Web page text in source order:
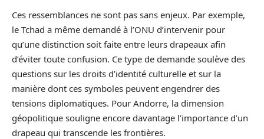
Ces ressemblances ne sont pas sans enjeux. Par exemple,
le Tchad a même demandé à l’ONU d’intervenir pour
qu’une distinction soit faite entre leurs drapeaux afin
d’éviter toute confusion. Ce type de demande soulève des
questions sur les droits d’identité culturelle et sur la
manière dont ces symboles peuvent engendrer des
tensions diplomatiques. Pour Andorre, la dimension
géopolitique souligne encore davantage l’importance d’un
drapeau qui transcende les frontières.